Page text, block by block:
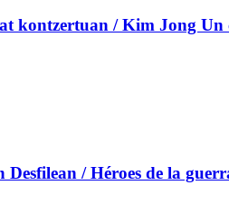
kontzertuan / Kim Jong Un
/ Héroes de la